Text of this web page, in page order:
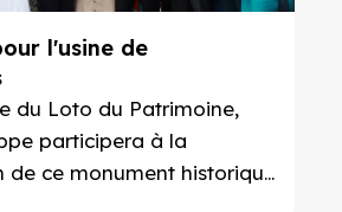
l'usine de
du Loto du Patrimoine,
participera à la
de ce monument historique